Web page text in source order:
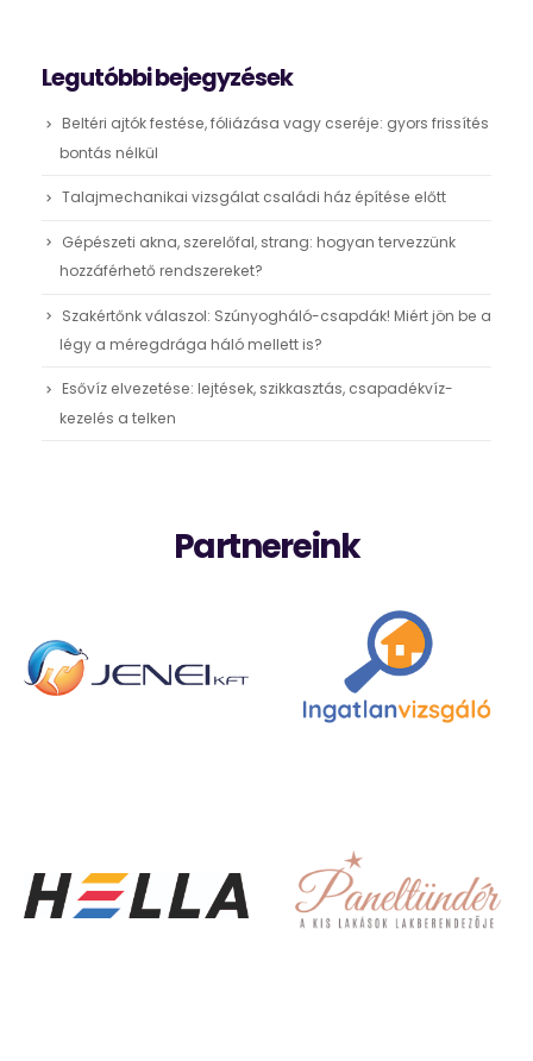
Legutóbbi bejegyzések
Beltéri ajtók festése, fóliázása vagy cseréje: gyors frissítés
bontás nélkül
Talajmechanikai vizsgálat családi ház építése előtt
Gépészeti akna, szerelőfal, strang: hogyan tervezzünk
hozzáférhető rendszereket?
Szakértőnk válaszol: Szúnyogháló-csapdák! Miért jön be a
légy a méregdrága háló mellett is?
Esővíz elvezetése: lejtések, szikkasztás, csapadékvíz-
kezelés a telken
Partnereink